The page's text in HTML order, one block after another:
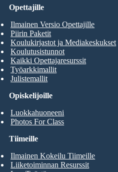
Opiskelijoille
Luokkahuoneeni
Photos For Class
Opettajille
Ilmainen Versio Opettajille
Piirin Paketit
Koulukirjastot ja Mediakeskukset
Koulutusistunnot
Kaikki Opettajaresurssit
Työarkkimallit
Julistemallit
Tiimeille
Ilmainen Kokeilu Tiimeille
Liiketoiminnan Resurssit